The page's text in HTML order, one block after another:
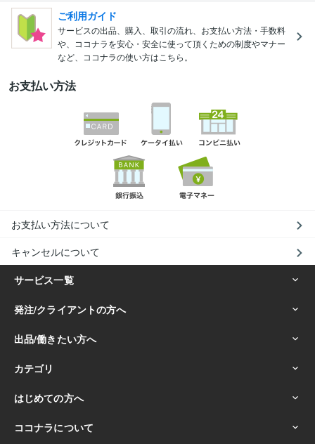
ご利用ガイド
サービスの出品、購入、取引の流れ、お支払い方法・手数料
や、ココナラを安心・安全に使って頂くための制度やマナー
など、ココナラの使い方はこちら。
お支払い方法
お支払い方法について
キャンセルについて